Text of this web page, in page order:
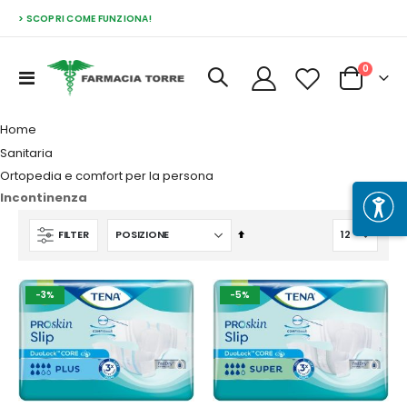
> SCOPRI COME FUNZIONA!
Toggle
Cart
0
Home
Sanitaria
Ortopedia e comfort per la persona
Incontinenza
FILTER
Imposta
decrescente
-3% -5%